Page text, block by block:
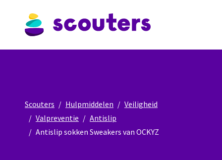
Scouters Hulpmiddelen
Veiligheid
Valpreventie
Antislip
Antislip sokken Sweakers van OCKYZ